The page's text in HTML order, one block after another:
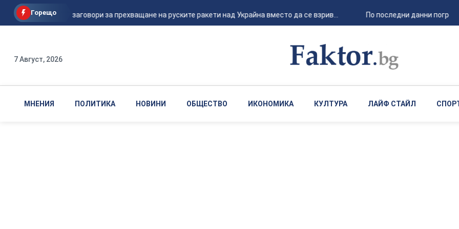
Горещо
Шикорски заговори за прехващане на руските ракети над Украйна вместо да се взрив... По последни данни
7 Август, 2026
МНЕНИЯ ПОЛИТИКА НОВИНИ ОБЩЕСТВО ИКОНОМИКА КУЛТУРА ЛАЙФ СТАЙЛ